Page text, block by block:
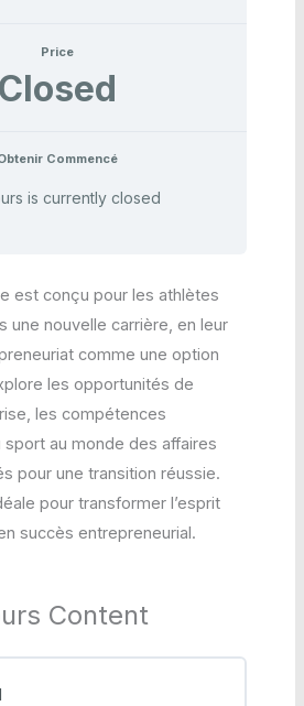
Price
Closed
Commencé
is currently closed
est conçu pour les athlètes
une nouvelle carrière, en leur
comme une option
les opportunités de
les compétences
au monde des affaires
pour une transition réussie.
pour transformer l’esprit
succès entrepreneurial.
Content